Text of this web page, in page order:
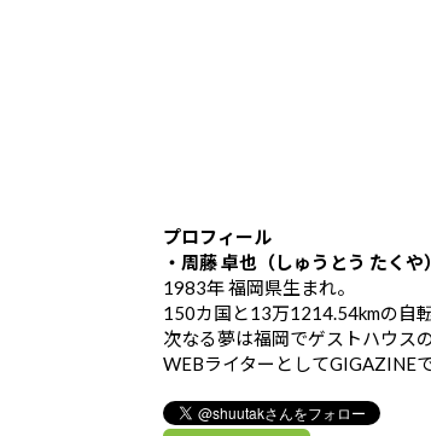
プロフィール
・周藤 卓也（しゅうとう たくや）
1983年 福岡県生まれ。
150カ国と13万1214.54kmの自
次なる夢は福岡でゲストハウスの
WEBライターとしてGIGAZINE